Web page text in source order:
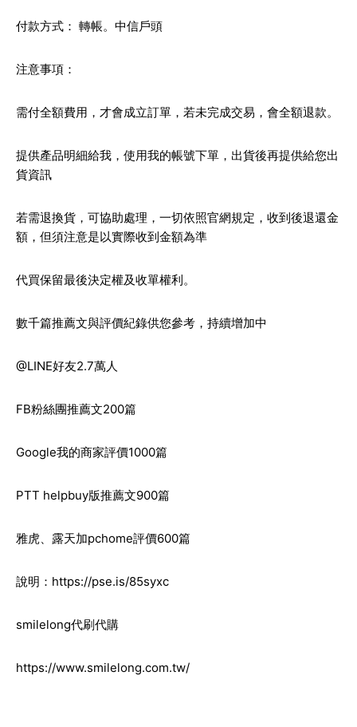
付款方式： 轉帳。中信戶頭
注意事項：
需付全額費用，才會成立訂單，若未完成交易，會全額退款。
提供產品明細給我，使用我的帳號下單，出貨後再提供給您出
貨資訊
若需退換貨，可協助處理，一切依照官網規定，收到後退還金
額，但須注意是以實際收到金額為準
代買保留最後決定權及收單權利。
數千篇推薦文與評價紀錄供您參考，持續增加中
@LINE好友2.7萬人
FB粉絲團推薦文200篇
Google我的商家評價1000篇
PTT helpbuy版推薦文900篇
雅虎、露天加pchome評價600篇
說明： https://pse.is/85syxc
smilelong代刷代購
https://www.smilelong.com.tw/